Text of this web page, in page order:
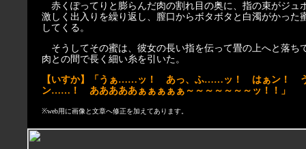
赤くぽってりと膨らんだ肉の割れ目の奥に、指の束がジュ
激しく出入りを繰り返し、膣口からボタボタと白濁がかった
してくる。
そうしてその蜜は、彼女の長い指を伝って畳の上へと落ち
肉との間で長く細い糸を引いた。
【いすか】「うぁ……ッ！ あっ、ふ……ッ！ はぁン！
ン……！ あああああぁぁぁぁぁ～～～～～～～ッ！！」
※web用に画像と文章へ修正を加えてあります。